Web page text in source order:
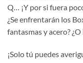
Q… ¡Y por si fuera
¿Se enfrentarán los
fantasmas y acero?
¡Solo tú puedes